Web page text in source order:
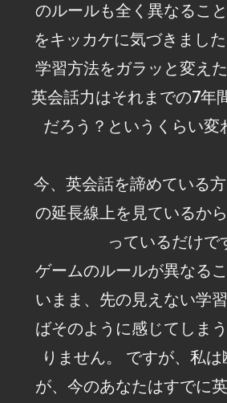
のルールも全く異なるこ
をキッカケに気づきました
学習方法をガラッと変え
英会話力はそれまでの7年
だろう？というくらい変
今、英会話を諦めている
の延長線上を見ているか
っているだけで
ゲームのルールが異なる
いまま、先の見えない学
ばそのように感じてしま
りません。 ですが、私
が、今のあなたはすでに